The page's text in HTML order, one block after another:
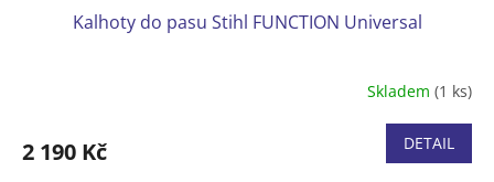
Kalhoty do pasu Stihl FUNCTION Universal
Skladem (1 ks)
2 190 Kč DETAIL